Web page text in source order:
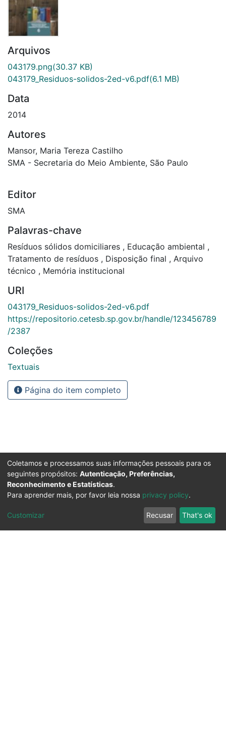
Fale Conosco
Arquivos
043179.png(30.37 KB)
043179_Residuos-solidos-2ed-v6.pdf(6.1 MB)
Data
2014
Autores
Mansor, Maria Tereza Castilho
SMA - Secretaria do Meio Ambiente, São Paulo
Editor
SMA
Palavras-chave
Resíduos sólidos domiciliares , Educação ambiental ,
Tratamento de resíduos , Disposição final , Arquivo
técnico , Memória institucional
URI
043179_Residuos-solidos-2ed-v6.pdf
https://repositorio.cetesb.sp.gov.br/handle/123456789
/2387
Coleções
Textuais
Página do item completo
Coletamos e processamos suas informações pessoais para os
seguintes propósitos: Autenticação, Preferências,
Reconhecimento e Estatísticas.
Para aprender mais, por favor leia nossa privacy policy.
Customizar Recusar That's ok